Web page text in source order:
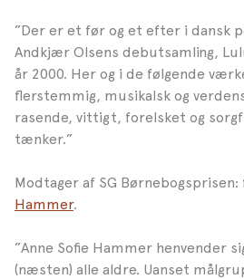
”Der er et før og et efter i dansk
Andkjær Olsens debutsamling,
år 2000. Her og i de følgende
flerstemmig, musikalsk og
rasende, vittigt, forelsket og
tænker.”
Modtager af SG
Hammer.
”Anne Sofie Hammer henvender
(næsten) alle aldre. Uanset